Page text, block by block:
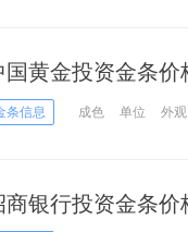
国黄金投资金条价
条信息 成色 单位 外观
商银行投资金条价